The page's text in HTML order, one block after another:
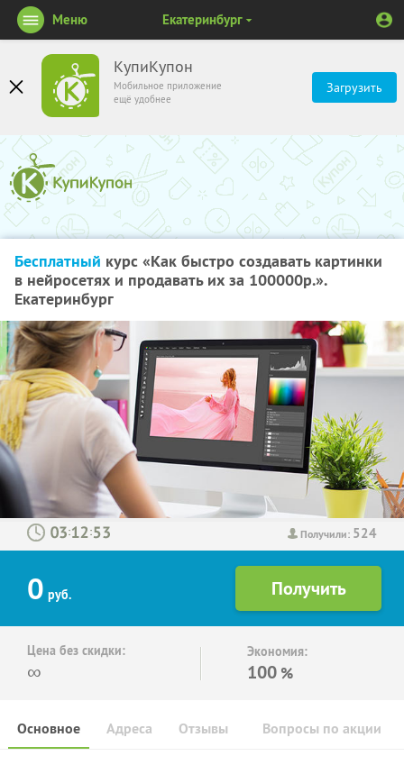
КупиКупон
Мобильное приложение
ещё удобнее
Загрузить
Меню Екатеринбург
Бесплатный курс «Как быстро создавать картинки
в нейросетях и продавать их за 100000р.».
Екатеринбург
Получили: 524
: :
0 руб.
Цена без скидки:
∞
Экономия:
100 %
Основное Отзывы Вопросы по акции
Адреса